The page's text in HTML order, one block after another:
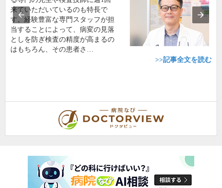
来ていただいているのも特長で
す。経験豊富な専門スタッフが担
当することによって、病変の見落
としを防ぎ検査の精度が高まるの
はもちろん、その患者さ…
>>記事全文を読む